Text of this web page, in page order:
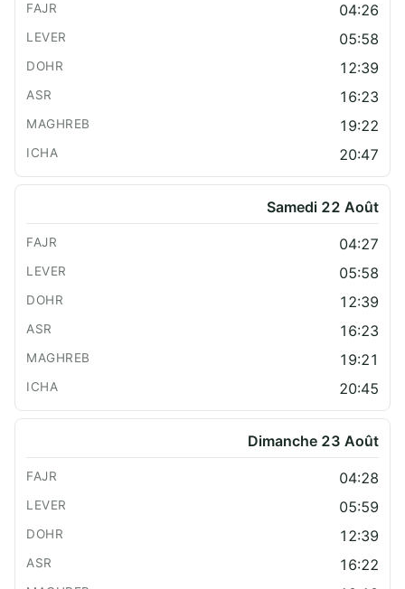
04:26
05:58
12:39
16:23
19:22
20:47
Samedi 22 Août
04:27
05:58
12:39
16:23
19:21
20:45
Dimanche 23 Août
04:28
05:59
12:39
16:22